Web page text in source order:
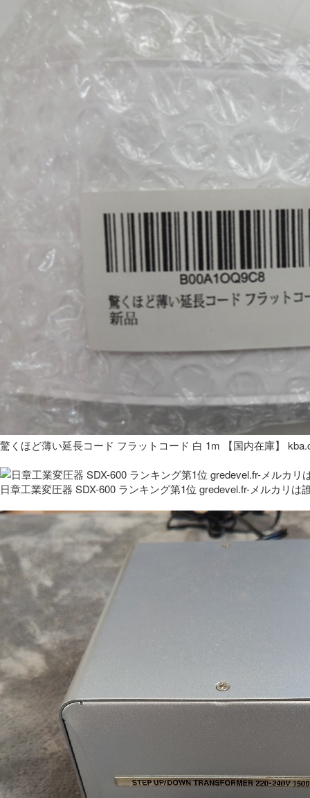
驚くほど薄い延長コード フラットコード 白 1m 【国内在庫】
日章工業変圧器 SDX-600 ランキング第1位 gredevel.fr-メルカリは